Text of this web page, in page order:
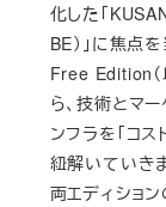
化した「
BE）」に焦点
Free Edition（
ら、技術とマ
ンフラを「コ
紐解いていき
両エディショ